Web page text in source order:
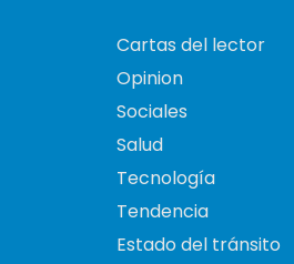
Cartas del lector
Opinion
Sociales
Salud
Tecnología
Tendencia
Estado del tránsito